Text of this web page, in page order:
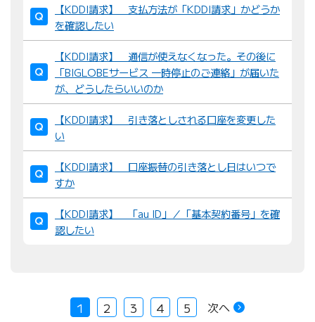
【KDDI請求】 支払方法が「KDDI請求」かどうか
を確認したい
【KDDI請求】 通信が使えなくなった。その後に
「BIGLOBEサービス 一時停止のご連絡」が届いた
が、どうしたらいいのか
【KDDI請求】 引き落としされる口座を変更した
い
【KDDI請求】 口座振替の引き落とし日はいつで
すか
【KDDI請求】 「au ID」／「基本契約番号」を確
認したい
1 2 3 4 5 次へ